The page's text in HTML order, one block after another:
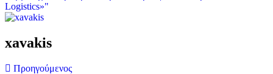
Logistics»"
xavakis
Προηγούμενος